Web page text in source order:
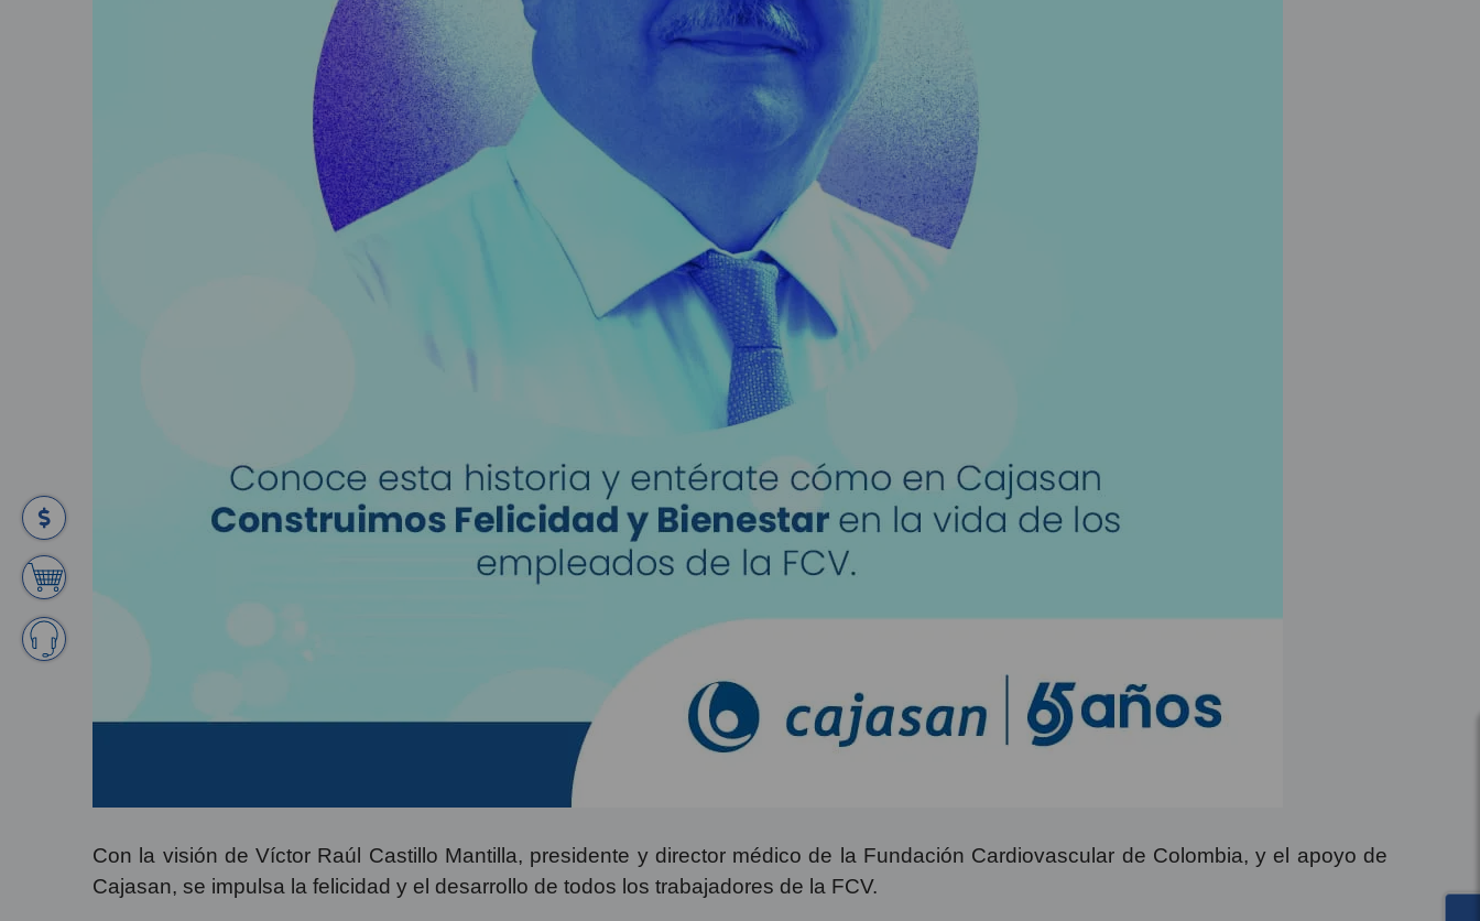
Con la visión de Víctor Raúl Castillo Mantilla, presidente y director médico de la Fundación Cardiovascular de Colombia, y el apoyo de
Cajasan, se impulsa la felicidad y el desarrollo de todos los trabajadores de la FCV.